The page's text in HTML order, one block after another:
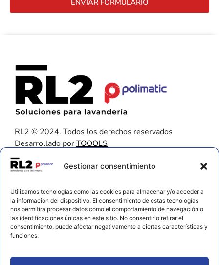
Gestionar consentimiento
Utilizamos tecnologías como las cookies para almacenar y/o acceder a
la información del dispositivo. El consentimiento de estas tecnologías
nos permitirá procesar datos como el comportamiento de navegación o
las identificaciones únicas en este sitio. No consentir o retirar el
consentimiento, puede afectar negativamente a ciertas características y
funciones.
ENVIAR FORMULARIO
RL2 © 2024. Todos los derechos reservados
Desarrollado porTOOOLS
Contacto
672 202 722
info@rl2.eu
Información